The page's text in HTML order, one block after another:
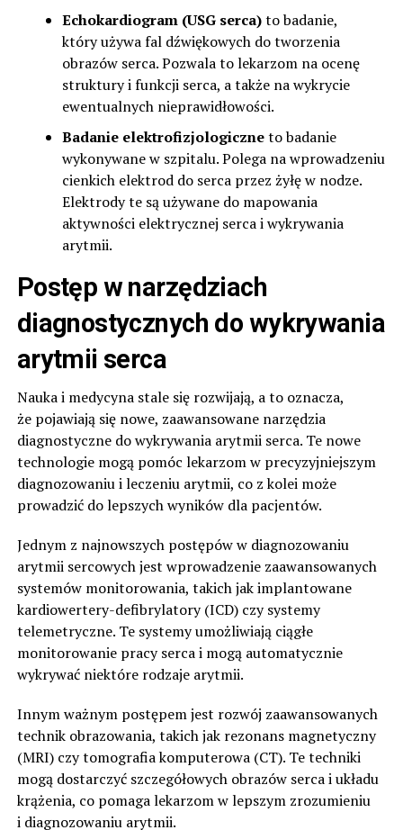
Echokardiogram (USG serca)to badanie,
który używa fal dźwiękowych do tworzenia
obrazów serca. Pozwala to lekarzom na ocenę
struktury i funkcji serca, a także na wykrycie
ewentualnych nieprawidłowości.
Badanie elektrofizjologiczneto badanie
wykonywane w szpitalu. Polega na wprowadzeniu
cienkich elektrod do serca przez żyłę w nodze.
Elektrody te są używane do mapowania
aktywności elektrycznej serca i wykrywania
arytmii.
Postęp w narzędziach
diagnostycznych do wykrywania
arytmii serca
Nauka i medycyna stale się rozwijają, a to oznacza,
że pojawiają się nowe, zaawansowane narzędzia
diagnostyczne do wykrywania arytmii serca. Te nowe
technologie mogą pomóc lekarzom w precyzyjniejszym
diagnozowaniu i leczeniu arytmii, co z kolei może
prowadzić do lepszych wyników dla pacjentów.
Jednym z najnowszych postępów w diagnozowaniu
arytmii sercowych jest wprowadzenie zaawansowanych
systemów monitorowania, takich jak implantowane
kardiowertery-defibrylatory (ICD) czy systemy
telemetryczne. Te systemy umożliwiają ciągłe
monitorowanie pracy serca i mogą automatycznie
wykrywać niektóre rodzaje arytmii.
Innym ważnym postępem jest rozwój zaawansowanych
technik obrazowania, takich jak rezonans magnetyczny
(MRI) czy tomografia komputerowa (CT). Te techniki
mogą dostarczyć szczegółowych obrazów serca i układu
krążenia, co pomaga lekarzom w lepszym zrozumieniu
i diagnozowaniu arytmii.